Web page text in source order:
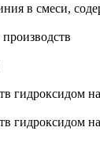
в смеси,
гидроксидом
гидроксидом